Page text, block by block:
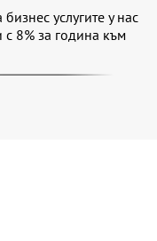
бизнес услугите у нас
8% за година към